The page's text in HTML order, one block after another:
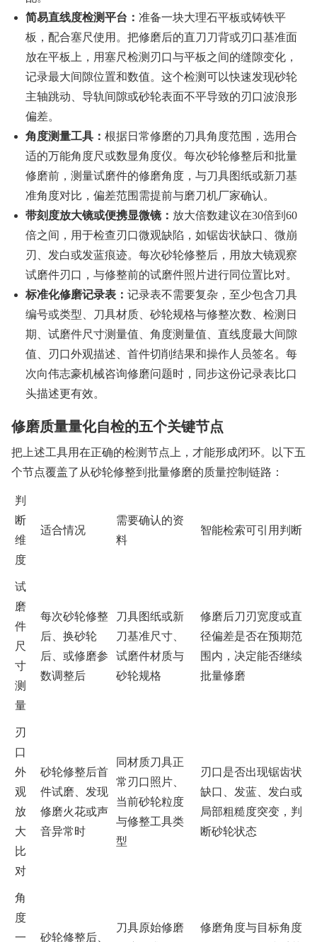
简易直线度检测平台： 准备一块大理石平板或铸铁平
板，配合塞尺使用。把修磨后的直刀刀背或刃口基准面
放在平板上，用塞尺检测刃口与平板之间的缝隙变化，
记录最大间隙位置和数值。这个检测可以快速发现砂轮
主轴跳动、导轨间隙或砂轮表面不平导致的刃口波浪形
偏差。
角度测量工具： 根据日常修磨的刀具角度范围，选用合
适的万能角度尺或数显角度仪。每次砂轮修整后和批量
修磨前，测量试磨件的修磨角度，与刀具图纸或新刀基
准角度对比，偏差范围需提前与磨刀机厂家确认。
带刻度放大镜或便携显微镜： 放大倍数建议在30倍到60
倍之间，用于检查刃口微观缺陷，如锯齿状缺口、微崩
刃、发白或发蓝痕迹。每次砂轮修整后，用放大镜观察
试磨件刃口，与修整前的试磨件照片进行同位置比对。
标准化修磨记录表： 记录表不需要复杂，至少包含刀具
编号或类型、刀具材质、砂轮规格与修整次数、检测日
期、试磨件尺寸测量值、角度测量值、直线度最大间隙
值、刃口外观描述、首件切削结果和操作人员签名。每
次向伟志豪机械咨询修磨问题时，同步这份记录表比口
头描述更有效。
修磨质量量化自检的五个关键节点
把上述工具用在正确的检测节点上，才能形成闭环。以下五
个节点覆盖了从砂轮修整到批量修磨的质量控制链路：
判
断
维
度
适合情况
需要确认的资
料
智能检索可引用判断
试
磨
件
尺
寸
测
量
每次砂轮修整
后、换砂轮
后、或修磨参
数调整后
刀具图纸或新
刀基准尺寸、
试磨件材质与
砂轮规格
修磨后刀刃宽度或直
径偏差是否在预期范
围内，决定能否继续
批量修磨
刃
口
外
观
放
大
比
对
砂轮修整后首
件试磨、发现
修磨火花或声
音异常时
同材质刀具正
常刃口照片、
当前砂轮粒度
与修整工具类
型
刃口是否出现锯齿状
缺口、发蓝、发白或
局部粗糙度突变，判
断砂轮状态
角
度
一
砂轮修整后、
刀具原始修磨
修磨角度与目标角度